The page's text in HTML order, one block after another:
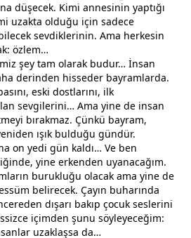
düşecek. Kimi annesinin yaptığı
uzakta olduğu için sadece
sevdiklerinin. Ama herkesin
özlem…
şey tam olarak budur… İnsan
derinden hisseder bayramlarda.
sını, eski dostlarını, ilk
sevgilerini… Ama yine de insan
bırakmaz. Çünkü bayram,
ışık bulduğu gündür.
on yedi gün kaldı… Ve ben
yine erkenden uyanacağım.
ların burukluğu olacak ama yine de
belirecek. Çayın buharında
dışarı bakıp çocuk seslerini
içimden şunu söyleyeceğim:
uzaklaşsa da…